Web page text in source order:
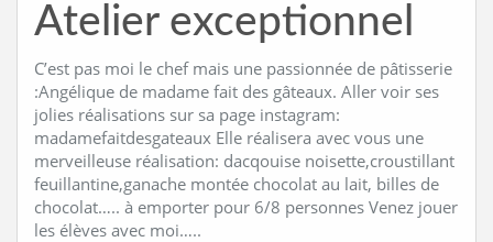
Atelier exceptionnel
C’est pas moi le chef mais une passionnée de pâtisserie
:Angélique de madame fait des gâteaux. Aller voir ses
jolies réalisations sur sa page instagram:
madamefaitdesgateaux Elle réalisera avec vous une
merveilleuse réalisation: dacqouise noisette,croustillant
feuillantine,ganache montée chocolat au lait, billes de
chocolat….. à emporter pour 6/8 personnes Venez jouer
les élèves avec moi…..